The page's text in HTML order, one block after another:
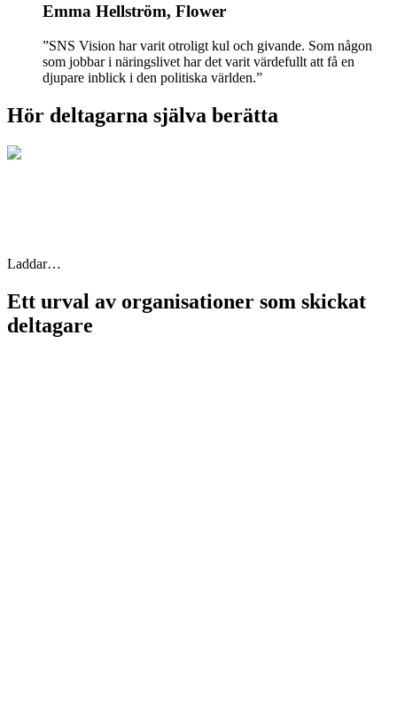
Emma Hellström, Flower
”SNS Vision har varit otroligt kul och givande. Som någon
som jobbar i näringslivet har det varit värdefullt att få en
djupare inblick i den politiska världen.”
Hör deltagarna själva berätta
Laddar…
Ett urval av organisationer som skickat
deltagare